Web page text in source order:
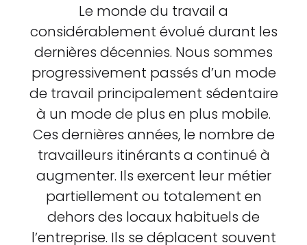
Le monde du travail a
considérablement évolué durant les
dernières décennies. Nous sommes
progressivement passés d’un mode
de travail principalement sédentaire
à un mode de plus en plus mobile.
Ces dernières années, le nombre de
travailleurs itinérants a continué à
augmenter. Ils exercent leur métier
partiellement ou totalement en
dehors des locaux habituels de
l’entreprise. Ils se déplacent souvent